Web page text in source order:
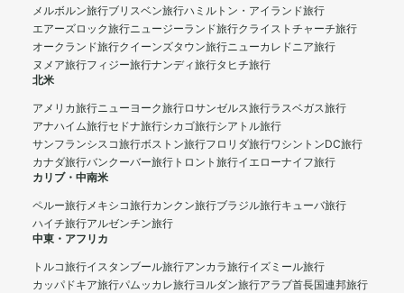
メルボルン旅行ブリスベン旅行ハミルトン・アイランド旅行
エアーズロック旅行ニュージーランド旅行クライストチャーチ旅行
オークランド旅行クイーンズタウン旅行ニューカレドニア旅行
ヌメア旅行フィジー旅行ナンディ旅行タヒチ旅行
北米
アメリカ旅行ニューヨーク旅行ロサンゼルス旅行ラスベガス旅行
アナハイム旅行セドナ旅行シカゴ旅行シアトル旅行
サンフランシスコ旅行ボストン旅行フロリダ旅行ワシントンDC旅行
カナダ旅行バンクーバー旅行 トロント旅行イエローナイフ旅行
カリブ・中南米
ペルー旅行メキシコ旅行カンクン旅行ブラジル旅行キューバ旅行
ハイチ旅行アルゼンチン旅行
中東・アフリカ
トルコ旅行イスタンブール旅行アンカラ旅行イズミール旅行
カッパドキア旅行パムッカレ旅行ヨルダン旅行アラブ首長国連邦旅行